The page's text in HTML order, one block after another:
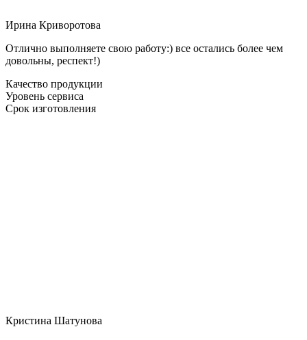
Ирина Криворотова
Отлично выполняете свою работу:) все остались более чем
довольны, респект!)
Качество продукции
Уровень сервиса
Срок изготовления
Кристина Шатунова